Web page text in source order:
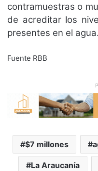
contramuestras o
de acreditar los
presentes en el agua.
Fuente RBB
$7 millones
La Araucanía